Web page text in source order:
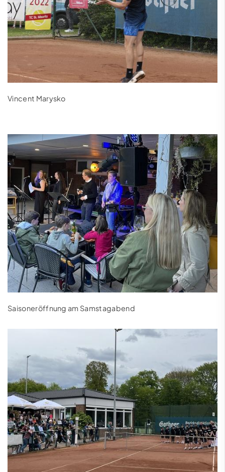
Vincent Marysko
Saisoneröffnung am Samstagabend